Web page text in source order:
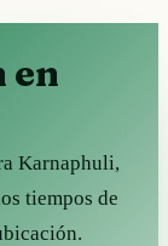
en
Karnaphuli,
tiempos de